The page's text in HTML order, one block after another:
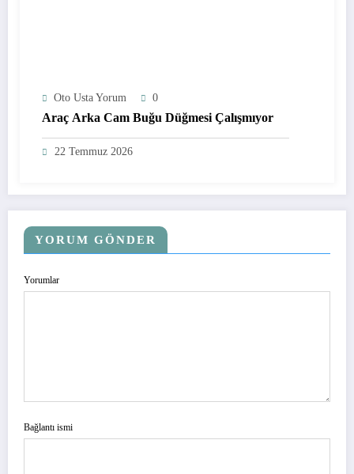
Oto Usta Yorum 0
Araç Arka Cam Buğu Düğmesi Çalışmıyor
22 Temmuz 2026
YORUM GÖNDER
Yorumlar
Bağlantı ismi